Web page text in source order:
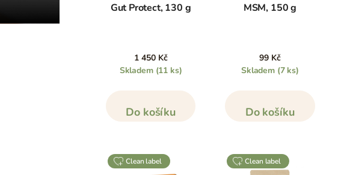
Gut Protect, 130 g
1 450 Kč
Skladem (11 ks)
Do košíku
MSM, 150 g
99 Kč
Skladem (7 ks)
Do košíku
clean label clean label